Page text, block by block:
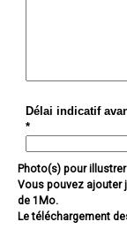
Délai indicatif
*
Photo(s) pour
Vous pouvez ajouter
de 1Mo.
Le téléchargement